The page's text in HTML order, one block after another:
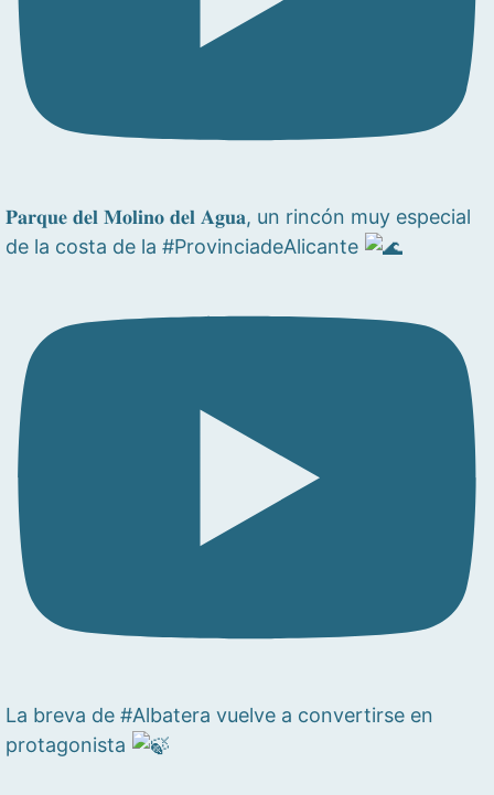
𝐏𝐚𝐫𝐪𝐮𝐞 𝐝𝐞𝐥 𝐌𝐨𝐥𝐢𝐧𝐨 𝐝𝐞𝐥 𝐀𝐠𝐮𝐚, un rincón muy especial
de la costa de la #ProvinciadeAlicante
La breva de #Albatera vuelve a convertirse en
protagonista